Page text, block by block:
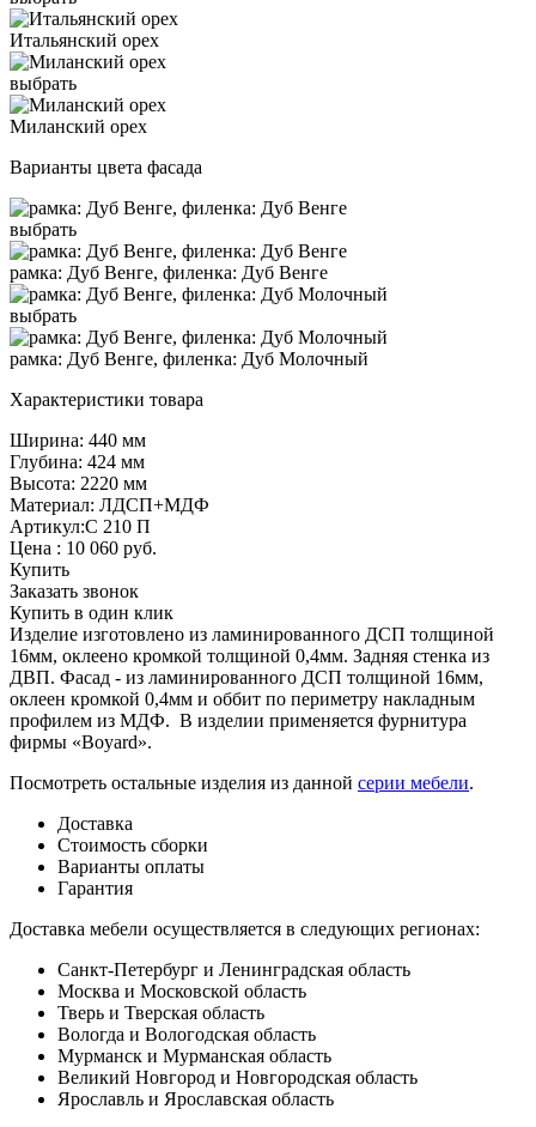
Итальянский орех
выбрать
Миланский орех
Варианты цвета фасада
выбрать
рамка: Дуб Венге, филенка: Дуб Венге
выбрать
рамка: Дуб Венге, филенка: Дуб Молочный
Характеристики товара
Ширина: 440 мм
Глубина: 424 мм
Высота: 2220 мм
Материал: ЛДСП+МДФ
Артикул:С 210 П
Цена : 10 060 руб.
Купить
Заказать звонок
Купить в один клик
Изделие изготовлено из ламинированного ДСП толщиной
16мм, оклеено кромкой толщиной 0,4мм. Задняя стенка из
ДВП. Фасад - из ламинированного ДСП толщиной 16мм,
оклеен кромкой 0,4мм и оббит по периметру накладным
профилем из МДФ. В изделии применяется фурнитура
фирмы «Boyard».
Посмотреть остальные изделия из данной серии мебели.
Доставка
Стоимость сборки
Варианты оплаты
Гарантия
Доставка мебели осуществляется в следующих регионах:
Санкт-Петербург и Ленинградская область
Москва и Московской область
Тверь и Тверская область
Вологда и Вологодская область
Мурманск и Мурманская область
Великий Новгород и Новгородская область
Ярославль и Ярославская область